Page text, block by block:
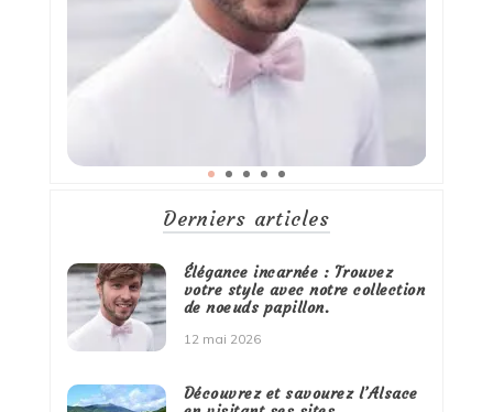
Derniers articles
Élégance incarnée : Trouvez
votre style avec notre collection
de noeuds papillon.
12 mai 2026
Découvrez et savourez l’Alsace